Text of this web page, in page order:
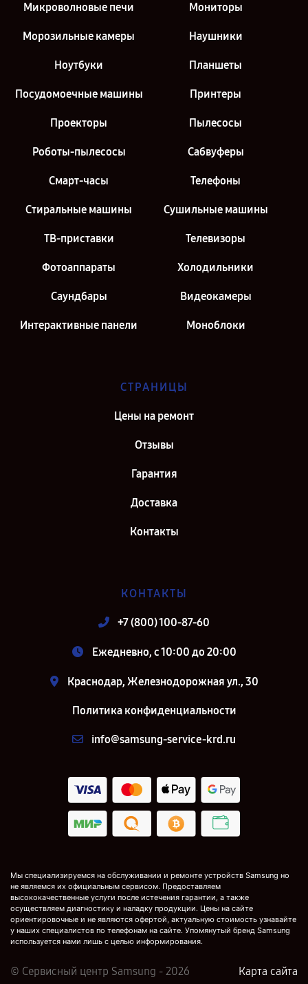
Микроволновые печи Мониторы
Морозильные камеры Наушники
Ноутбуки Планшеты
Посудомоечные машины Принтеры
Проекторы Пылесосы
Роботы-пылесосы Сабвуферы
Смарт-часы Телефоны
Стиральные машины Сушильные машины
ТВ-приставки Телевизоры
Фотоаппараты Холодильники
Саундбары Видеокамеры
Интерактивные панели Моноблоки
СТРАНИЦЫ
Цены на ремонт
Отзывы
Гарантия
Доставка
Контакты
КОНТАКТЫ
+7 (800) 100-87-60
Ежедневно, с 10:00 до 20:00
Краснодар, Железнодорожная ул., 30
Политика конфиденциальности
info@samsung-service-krd.ru
Мы специализируемся на обслуживании и ремонте устройств Samsung но
не являемся их официальным сервисом. Предоставляем
высококачественные услуги после истечения гарантии, а также
осуществляем диагностику и наладку продукции. Цены на сайте
ориентировочные и не являются офертой, актуальную стоимость узнавайте
у наших специалистов по телефонам на сайте. Упомянутый бренд Samsung
используется нами лишь с целью информирования.
© Сервисный центр Samsung - 2026 Карта сайта